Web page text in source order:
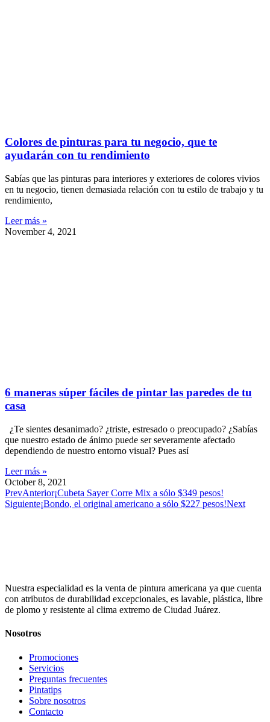
Colores de pinturas para tu negocio, que te
ayudarán con tu rendimiento
Sabías que las pinturas para interiores y exteriores de colores vivios
en tu negocio, tienen demasiada relación con tu estilo de trabajo y tu
rendimiento,
Leer más »
November 4, 2021
6 maneras súper fáciles de pintar las paredes de tu
casa
¿Te sientes desanimado? ¿triste, estresado o preocupado? ¿Sabías
que nuestro estado de ánimo puede ser severamente afectado
dependiendo de nuestro entorno visual? Pues así
Leer más »
October 8, 2021
PrevAnterior¡Cubeta Sayer Corre Mix a sólo $349 pesos!
Siguiente¡Bondo, el original americano a sólo $227 pesos!Next
Nuestra especialidad es la venta de pintura americana ya que cuenta
con atributos de durabilidad excepcionales, es lavable, plástica, libre
de plomo y resistente al clima extremo de Ciudad Juárez.
Nosotros
Promociones
Servicios
Preguntas frecuentes
Pintatips
Sobre nosotros
Contacto